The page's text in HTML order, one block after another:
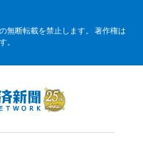
無断転載を禁止します。 著作権は
。